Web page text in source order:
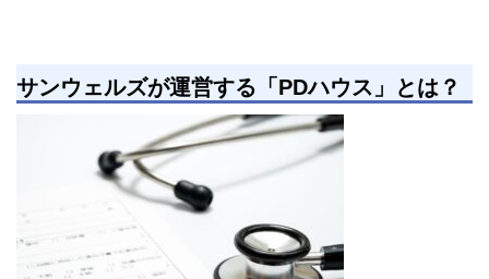
サンウェルズが運営する「PDハウス」とは？